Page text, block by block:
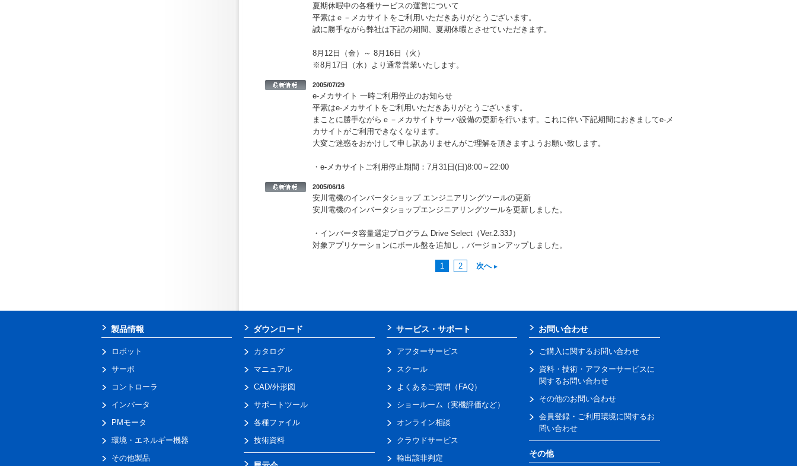
夏期休暇中の各種サービスの運営について
平素はｅ－メカサイトをご利用いただきありがとうございます。
誠に勝手ながら弊社は下記の期間、夏期休暇とさせていただきます。
8月12日（金）～ 8月16日（火）
※8月17日（水）より通常営業いたします。
2005/07/29
e-メカサイト 一時ご利用停止のお知らせ
平素はe-メカサイトをご利用いただきありがとうございます。
まことに勝手ながらｅ－メカサイトサーバ設備の更新を行います。これに伴い下記期間におきましてe-メ
カサイトがご利用できなくなります。
大変ご迷惑をおかけして申し訳ありませんがご理解を頂きますようお願い致します。
・e-メカサイトご利用停止期間：7月31日(日)8:00～22:00
2005/06/16
安川電機のインバータショップ エンジニアリングツールの更新
安川電機のインバータショップエンジニアリングツールを更新しました。
・インバータ容量選定プログラム Drive Select（Ver.2.33J）
対象アプリケーションにボール盤を追加し，バージョンアップしました。
1 2 次へ
製品情報
ロボット
サーボ
コントローラ
インバータ
PMモータ
環境・エネルギー機器
その他製品
ダウンロード
カタログ
マニュアル
CAD/外形図
サポートツール
各種ファイル
技術資料
サービス・サポート
アフターサービス
スクール
よくあるご質問（FAQ）
ショールーム（実機評価など）
オンライン相談
クラウドサービス
輸出該非判定
お問い合わせ
ご購入に関するお問い合わせ
資料・技術・アフターサービスに
関するお問い合わせ
その他のお問い合わせ
会員登録・ご利用環境に関するお
問い合わせ
その他